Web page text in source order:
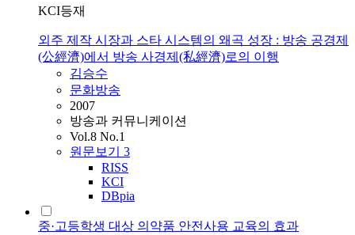
KCI등재
외주 제작 시장과 스타 시스템의 왜곡 성장 : 방송 공경제
(公經濟)에서 방송 사경제(私經濟)로의 이행
김승수
문화방송
2007
방송과 커뮤니케이션
Vol.8 No.1
원문보기 3
RISS
KCI
DBpia
중·고등학생 대상 의약품 안전사용 교육의 효과